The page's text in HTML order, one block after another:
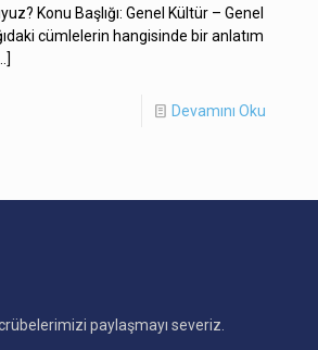
Konu Başlığı: Genel Kültür – Genel
cümlelerin hangisinde bir anlatım
Devamını Oku
paylaşmayı severiz.